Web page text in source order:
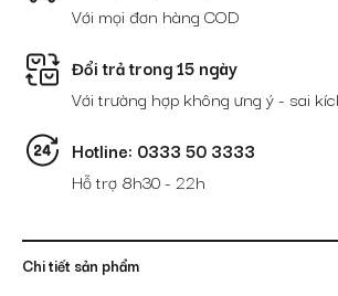
Với mọi đơn hàng COD
Đổi trả trong 15 ngày
Với trường hợp không ưng ý - sai
Hotline: 0333 50 3333
Hỗ trợ 8h30 - 22h
Chi tiết sản phẩm